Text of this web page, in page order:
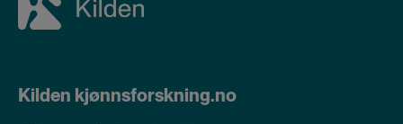
Kilden kjønnsforskning.no